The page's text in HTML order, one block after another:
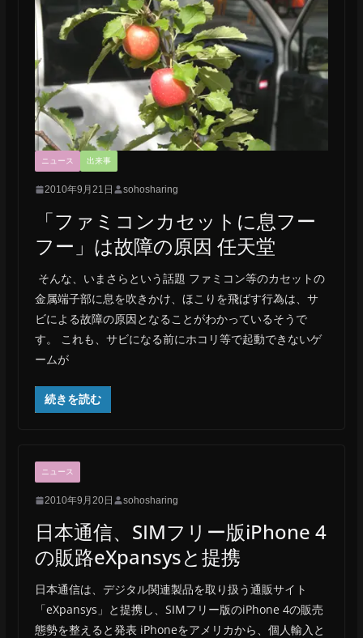
ニュース 出来事
2010年9月21日 sohosharing
「ファミコンカセットに息フー
フー」は故障の原因 任天堂
そんな、いまさらという話題 ファミコン等のカセットの
金属端子部に息を吹きかけ、ほこりを飛ばす行為は、サ
ビによる故障の原因となることがわかっているそうで
す。 これも、サビになる前にホコリ等で起動できないゲ
ームが
続きを読む
ニュース
2010年9月20日 sohosharing
日本通信、SIMフリー版iPhone 4
の販路eXpansysと提携
日本通信は、デジタル関連製品を取り扱う通販サイト
「eXpansys」と提携し、SIMフリー版のiPhone 4の販売
態勢を整えると発表 iPhoneをアメリカから、個人輸入と